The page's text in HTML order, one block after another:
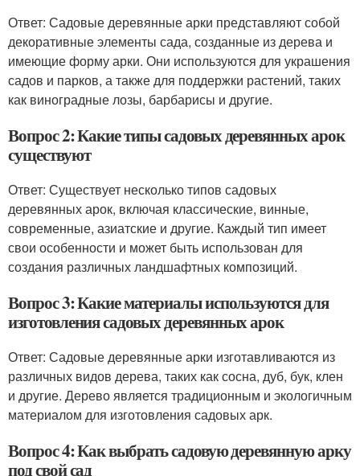
Ответ: Садовые деревянные арки представляют собой
декоративные элементы сада, созданные из дерева и
имеющие форму арки. Они используются для украшения
садов и парков, а также для поддержки растений, таких
как виноградные лозы, барбарисы и другие.
Вопрос 2: Какие типы садовых деревянных арок
существуют
Ответ: Существует несколько типов садовых
деревянных арок, включая классические, винные,
современные, азиатские и другие. Каждый тип имеет
свои особенности и может быть использован для
создания различных ландшафтных композиций.
Вопрос 3: Какие материалы используются для
изготовления садовых деревянных арок
Ответ: Садовые деревянные арки изготавливаются из
различных видов дерева, таких как сосна, дуб, бук, клен
и другие. Дерево является традиционным и экологичным
материалом для изготовления садовых арк.
Вопрос 4: Как выбрать садовую деревянную арку
под свой сад